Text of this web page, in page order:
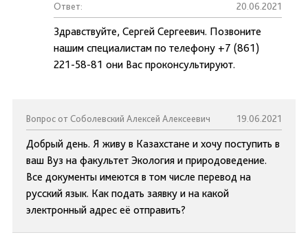
Ответ: 20.06.2021
Здравствуйте, Сергей Сергеевич. Позвоните
нашим специалистам по телефону +7 (861)
221-58-81 они Вас проконсультируют.
Вопрос от Соболевский Алексей Алексеевич 19.06.2021
Добрый день. Я живу в Казахстане и хочу поступить в
ваш Вуз на факультет Экология и природоведение.
Все документы имеются в том числе перевод на
русский язык. Как подать заявку и на какой
электронный адрес её отправить?